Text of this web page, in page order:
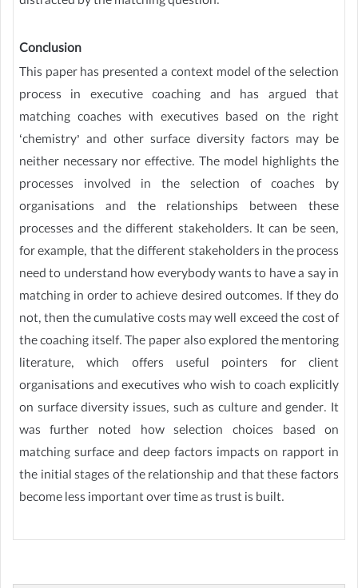
Conclusion
This paper has presented a context model of the selection
process in executive coaching and has argued that
matching coaches with executives based on the right
‘chemistry’ and other surface diversity factors may be
neither necessary nor effective. The model highlights the
processes involved in the selection of coaches by
organisations and the relationships between these
processes and the different stakeholders. It can be seen,
for example, that the different stakeholders in the process
need to understand how everybody wants to have a say in
matching in order to achieve desired outcomes. If they do
not, then the cumulative costs may well exceed the cost of
the coaching itself. The paper also explored the mentoring
literature, which offers useful pointers for client
organisations and executives who wish to coach explicitly
on surface diversity issues, such as culture and gender. It
was further noted how selection choices based on
matching surface and deep factors impacts on rapport in
the initial stages of the relationship and that these factors
become less important over time as trust is built.